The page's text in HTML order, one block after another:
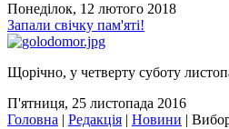
Понеділок, 12 лютого 2018
Запали свічку пам'яті!
Щорічно, у четверту суботу
П'ятниця, 25 листопада 2016
Головна | Редакція | Новини |